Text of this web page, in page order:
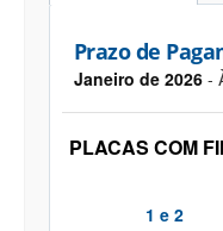
Prazo de
Janeiro de 2026 -
PLACAS COM
1 e 2